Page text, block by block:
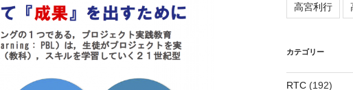
高宮利行
カテゴリー
RTC(192)